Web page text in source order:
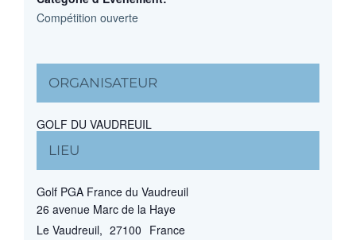
Compétition ouverte
LIEU
Golf PGA France du Vaudreuil
26 avenue Marc de la Haye
Le Vaudreuil, 27100 France
ORGANISATEUR
GOLF DU VAUDREUIL